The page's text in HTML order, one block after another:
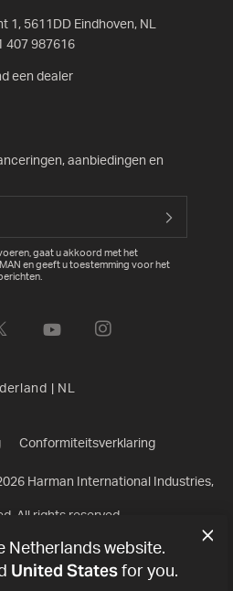
1, 5611DD Eindhoven, NL
407 987616
een dealer
aanbiedingen en
gaat u akkoord met het
en geeft u toestemming voor het
NL
Conformiteitsverklaring
Harman International Industries,
All rights reserved.
Netherlands website.
United Statesfor you.